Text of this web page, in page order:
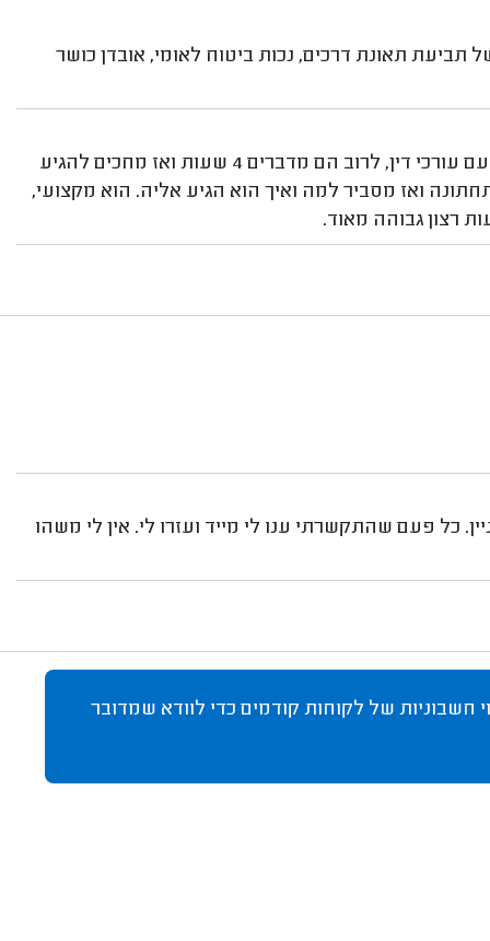
תאונת דרכים, נכות ביטוח לאומי, אובדן כושר
שילוב מנצח של מקצועיות, שירות ופרקטיקה. מהניסיון שלי עם עורכי דין, לרוב הם מדברים 4 שעות ואז מחכים להגיע
ואז מסביר למה ואיך הוא הגיע אליה. הוא מקצועי,
רצון גבוהה מאוד.
כל פעם שהתקשרתי ענו לי מייד ועזרו לי. אין לי משהו
של לקוחות קודמים כדי לוודא שמדובר